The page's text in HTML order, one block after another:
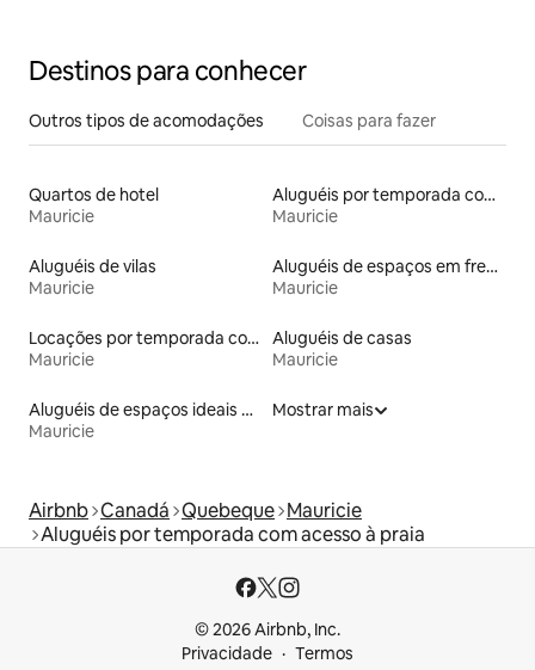
Destinos para conhecer
Outros tipos de acomodações Coisas para fazer
Quartos de hotel
Mauricie
Aluguéis por temporada com caiaque
Mauricie
Aluguéis de vilas
Mauricie
Aluguéis de espaços em frente à praia
Mauricie
Locações por temporada com piscina
Mauricie
Aluguéis de casas
Mauricie
Aluguéis de espaços ideais para famílias
Mauricie
Mostrar mais
Airbnb Canadá Quebeque Mauricie
Aluguéis por temporada com acesso à praia
© 2026 Airbnb, Inc.
Privacidade
Termos